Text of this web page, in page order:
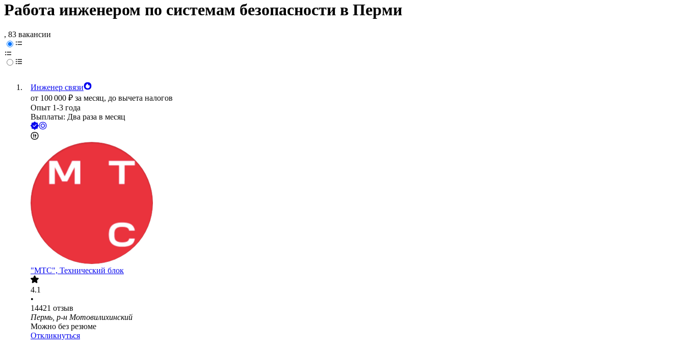
Работа инженером по системам безопасности в Перми
, 83 вакансии
Инженер связи
от 100 000 ₽ за месяц, до вычета налогов
Опыт 1-3 года
Выплаты: Два раза в месяц
"МТС", Технический блок
4.1
•
14421 отзыв
Пермь, р-н Мотовилихинский
Можно без резюме
Откликнуться